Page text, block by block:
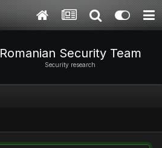
Romanian Security Team
Security research